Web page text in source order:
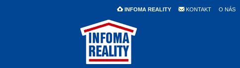
INFOMA REALITY KONTAKT O NÁS